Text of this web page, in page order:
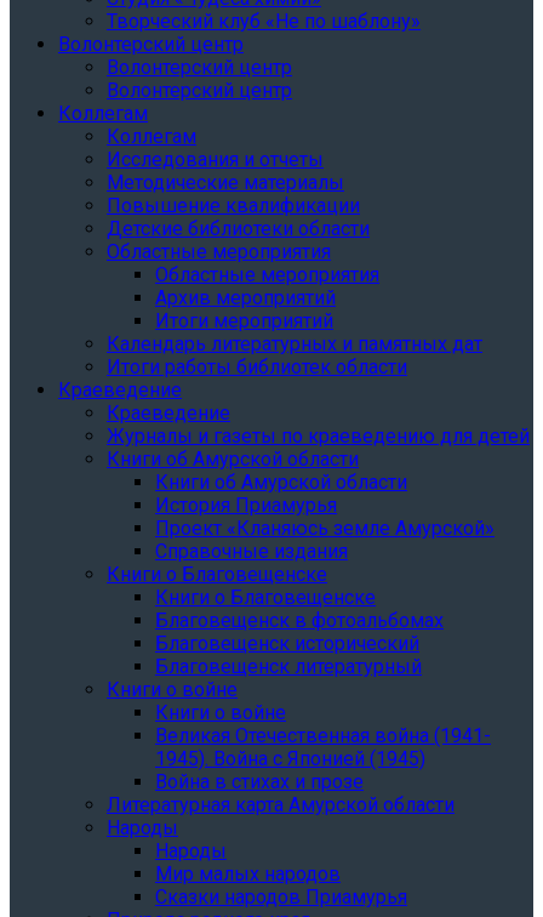
Творческий клуб «Не по шаблону»
Волонтерский центр
Волонтерский центр
Волонтерский центр
Коллегам
Коллегам
Исследования и отчеты
Методические материалы
Повышение квалификации
Детские библиотеки области
Областные мероприятия
Областные мероприятия
Архив мероприятий
Итоги мероприятий
Календарь литературных и памятных дат
Итоги работы библиотек области
Краеведение
Краеведение
Журналы и газеты по краеведению для детей
Книги об Амурской области
Книги об Амурской области
История Приамурья
Проект «Кланяюсь земле Амурской»
Справочные издания
Книги о Благовещенске
Книги о Благовещенске
Благовещенск в фотоальбомах
Благовещенск исторический
Благовещенск литературный
Книги о войне
Книги о войне
Великая Отечественная война (1941-
1945). Война с Японией (1945)
Война в стихах и прозе
Литературная карта Амурской области
Народы
Народы
Мир малых народов
Сказки народов Приамурья